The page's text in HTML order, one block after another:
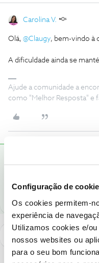
Configuração de
Os cookies permitem-
experiência de
Utilizamos cookies e/
nossos websites ou
para o seu bom
Carolina V.
Olá, @Claugy, bem-vindo à
A dificuldade ainda se
Ajude a comunidade a
como "Melhor Resposta" e